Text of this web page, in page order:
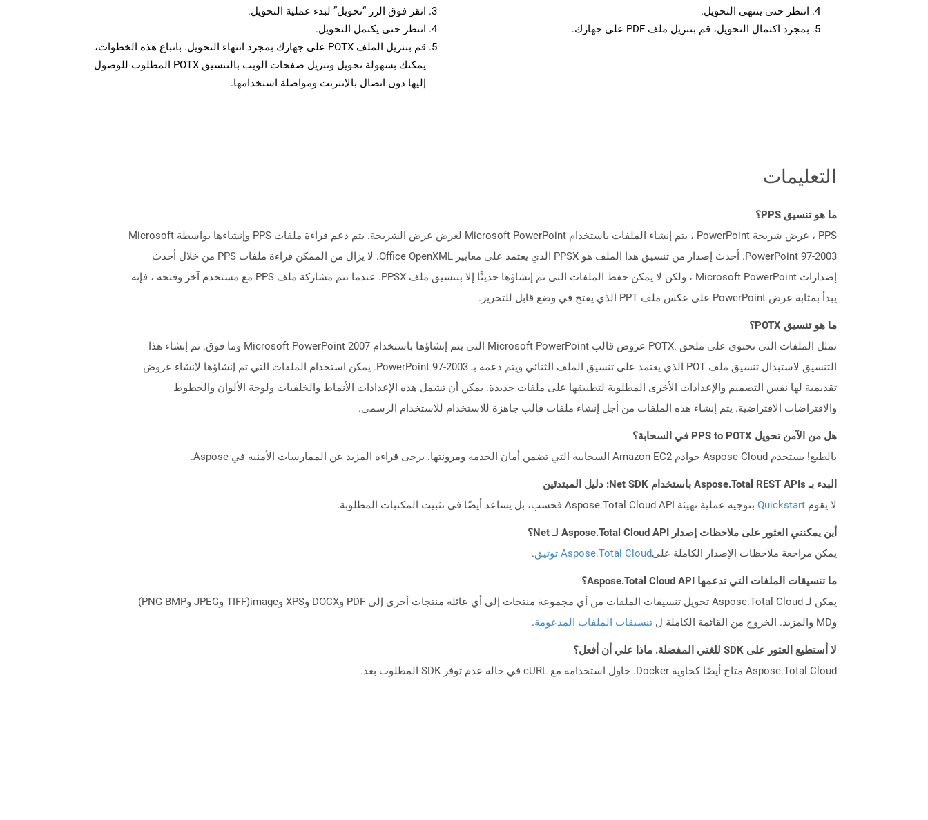
انتظر حتى ينتهي التحويل.
بمجرد اكتمال التحويل، قم بتنزيل ملف PDF على جهازك.
انقر فوق الزر “تحويل” لبدء عملية التحويل.
انتظر حتى يكتمل التحويل.
قم بتنزيل الملف POTX على جهازك بمجرد انتهاء التحويل. باتباع هذه الخطوات،
يمكنك بسهولة تحويل وتنزيل صفحات الويب بالتنسيق POTX المطلوب للوصول
إليها دون اتصال بالإنترنت ومواصلة استخدامها.
التعليمات
ما هو تنسيق PPS؟
PPS ، عرض شريحة PowerPoint ، يتم إنشاء الملفات باستخدام Microsoft PowerPoint لغرض عرض الشريحة. يتم دعم قراءة ملفات PPS وإنشاءها بواسطة Microsoft
PowerPoint 97-2003. أحدث إصدار من تنسيق هذا الملف هو PPSX الذي يعتمد على معايير Office OpenXML. لا يزال من الممكن قراءة ملفات PPS من خلال أحدث
إصدارات Microsoft PowerPoint ، ولكن لا يمكن حفظ الملفات التي تم إنشاؤها حديثًا إلا بتنسيق ملف PPSX. عندما تتم مشاركة ملف PPS مع مستخدم آخر وفتحه ، فإنه
يبدأ بمثابة عرض PowerPoint على عكس ملف PPT الذي يفتح في وضع قابل للتحرير.
ما هو تنسيق POTX؟
تمثل الملفات التي تحتوي على ملحق .POTX عروض قالب Microsoft PowerPoint التي يتم إنشاؤها باستخدام Microsoft PowerPoint 2007 وما فوق. تم إنشاء هذا
التنسيق لاستبدال تنسيق ملف POT الذي يعتمد على تنسيق الملف الثنائي ويتم دعمه بـ PowerPoint 97-2003. يمكن استخدام الملفات التي تم إنشاؤها لإنشاء عروض
تقديمية لها نفس التصميم والإعدادات الأخرى المطلوبة لتطبيقها على ملفات جديدة. يمكن أن تشمل هذه الإعدادات الأنماط والخلفيات ولوحة الألوان والخطوط
والافتراضات الافتراضية. يتم إنشاء هذه الملفات من أجل إنشاء ملفات قالب جاهزة للاستخدام للاستخدام الرسمي.
هل من الآمن تحويل PPS to POTX في السحابة؟
بالطبع! يستخدم Aspose Cloud خوادم Amazon EC2 السحابية التي تضمن أمان الخدمة ومرونتها. يرجى قراءة المزيد عن الممارسات الأمنية في Aspose.
البدء بـ Aspose.Total REST APIs باستخدام Net SDK: دليل المبتدئين
لا يقوم Quickstart بتوجيه عملية تهيئة Aspose.Total Cloud API فحسب، بل يساعد أيضًا في تثبيت المكتبات المطلوبة.
أين يمكنني العثور على ملاحظات إصدار Aspose.Total Cloud API لـ Net؟
يمكن مراجعة ملاحظات الإصدار الكاملة علىAspose.Total Cloud توثيق .
ما تنسيقات الملفات التي تدعمها Aspose.Total Cloud API؟
يمكن لـ Aspose.Total Cloud تحويل تنسيقات الملفات من أي مجموعة منتجات إلى أي عائلة منتجات أخرى إلى PDF وDOCX وXPS وimage(TIFF وJPEG وPNG BMP)
وMD والمزيد. الخروج من القائمة الكاملة ل
تنسيقات الملفات المدعومة.
لا أستطيع العثور على SDK للغتي المفضلة. ماذا علي أن أفعل؟
Aspose.Total Cloud متاح أيضًا كحاوية Docker. حاول استخدامه مع cURL في حالة عدم توفر SDK المطلوب بعد.